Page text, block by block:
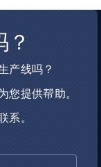
？
产线吗？
您提供帮助。
系。